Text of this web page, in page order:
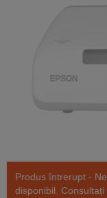
Produs întrerupt -
disponibil.